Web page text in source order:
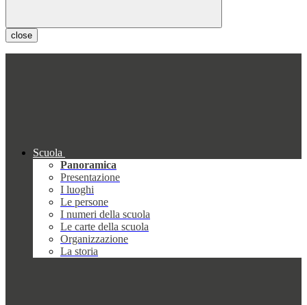
close
Scuola
Panoramica
Presentazione
I luoghi
Le persone
I numeri della scuola
Le carte della scuola
Organizzazione
La storia